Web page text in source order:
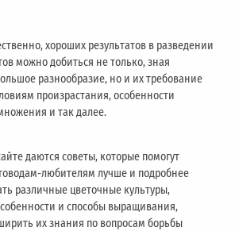
хороших результатов в разведении
можно добиться не только, зная
разнообразие, но и их требование
произрастания, особенности
и так далее.
даются советы, которые помогут
любителям лучше и подробнее
различные цветочные культуры,
и способы выращивания,
их знания по вопросам борьбы